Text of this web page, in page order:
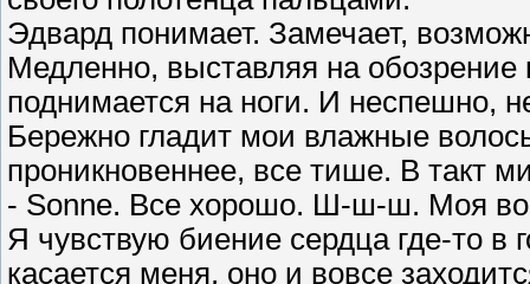
Эдвард понимает. Замечает,
Медленно, выставляя на
поднимается на ноги. И неспешно,
Бережно гладит мои влажные
проникновеннее, все тише. В такт
- Sonne. Все хорошо. Ш-ш-ш. Моя
Я чувствую биение сердца где-то в
касается меня, оно и вовсе